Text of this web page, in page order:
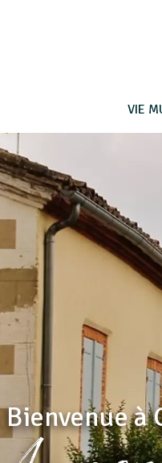
VIE
Bienvenue à